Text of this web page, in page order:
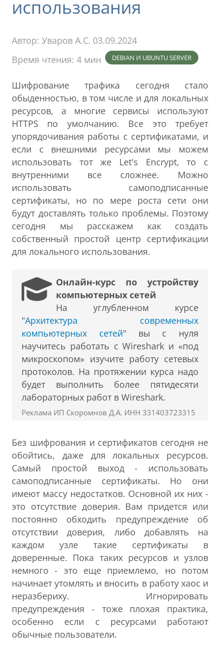
использования
Автор: Уваров А.С. 03.09.2024
Время чтения: 4 мин
DEBIAN И UBUNTU SERVER
Шифрование трафика сегодня стало
обыденностью, в том числе и для локальных
ресурсов, а многие сервисы используют
HTTPS по умолчанию. Все это требует
упорядочивания работы с сертификатами, и
если с внешними ресурсами мы можем
использовать тот же Let's Encrypt, то с
внутренними все сложнее. Можно
использовать самоподписанные
сертификаты, но по мере роста сети они
будут доставлять только проблемы. Поэтому
сегодня мы расскажем как создать
собственный простой центр сертификации
для локального использования.
Онлайн-курс по устройству
компьютерных сетей
На углубленном курсе
"Архитектура современных
компьютерных сетей" вы с нуля
научитесь работать с Wireshark и «под
микроскопом» изучите работу сетевых
протоколов. На протяжении курса надо
будет выполнить более пятидесяти
лабораторных работ в Wireshark.
Реклама ИП Скоромнов Д.А. ИНН 331403723315
Без шифрования и сертификатов сегодня не
обойтись, даже для локальных ресурсов.
Самый простой выход - использовать
самоподписанные сертификаты. Но они
имеют массу недостатков. Основной их них -
это отсутствие доверия. Вам придется или
постоянно обходить предупреждение об
отсутствии доверия, либо добавлять на
каждом узле такие сертификаты в
доверенные. Пока таких ресурсов и узлов
немного - это еще приемлемо, но потом
начинает утомлять и вносить в работу хаос и
неразбериху. Игнорировать
предупреждения - тоже плохая практика,
особенно если с ресурсами работают
обычные пользователи.